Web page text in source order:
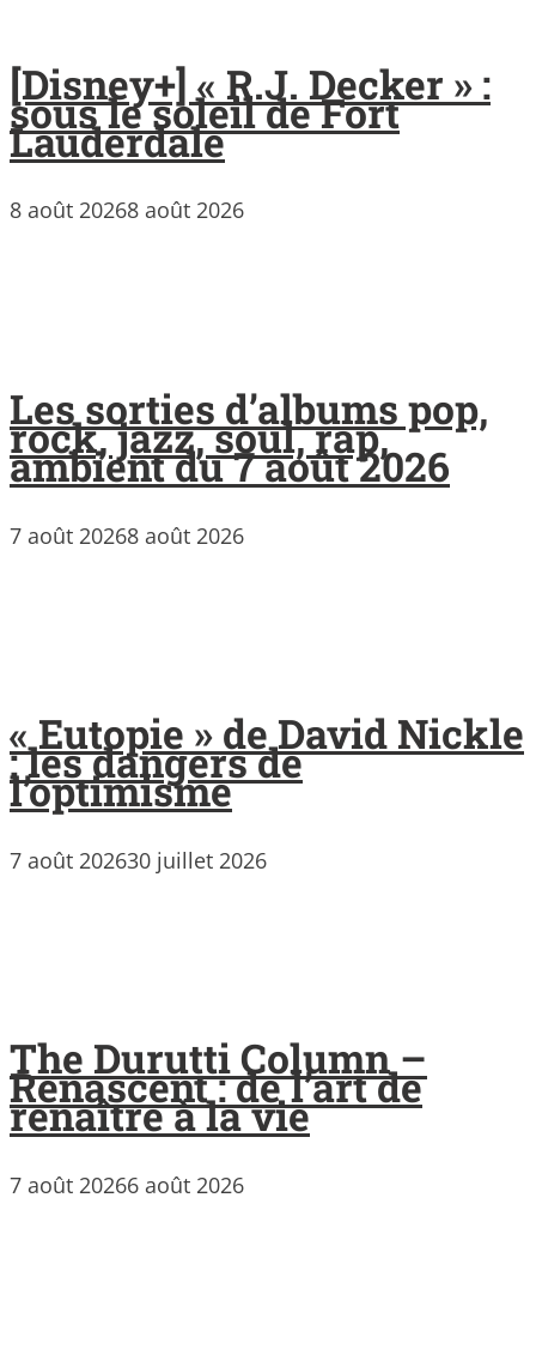
[Disney+] « R.J. Decker » :
sous le soleil de Fort
Lauderdale
8 août 20268 août 2026
Les sorties d’albums pop,
rock, jazz, soul, rap,
ambient du 7 août 2026
7 août 20268 août 2026
« Eutopie » de David Nickle
: les dangers de
l’optimisme
7 août 202630 juillet 2026
The Durutti Column –
Renascent : de l’art de
renaître à la vie
7 août 20266 août 2026